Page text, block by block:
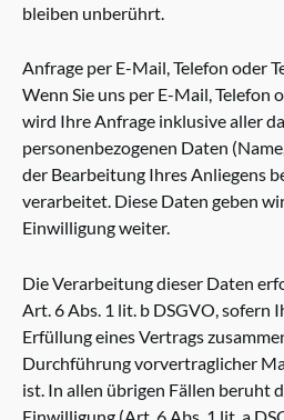
bleiben unberührt.
Anfrage per E-Mail, Telefon oder
Wenn Sie uns per E-Mail, Telefon
wird Ihre Anfrage inklusive aller
personenbezogenen Daten
der Bearbeitung Ihres Anliegens
verarbeitet. Diese Daten geben
Einwilligung weiter.
Die Verarbeitung dieser Daten
Art. 6 Abs. 1 lit. b DSGVO, sofern
Erfüllung eines Vertrags
Durchführung vorvertraglicher
ist. In allen übrigen Fällen beruht